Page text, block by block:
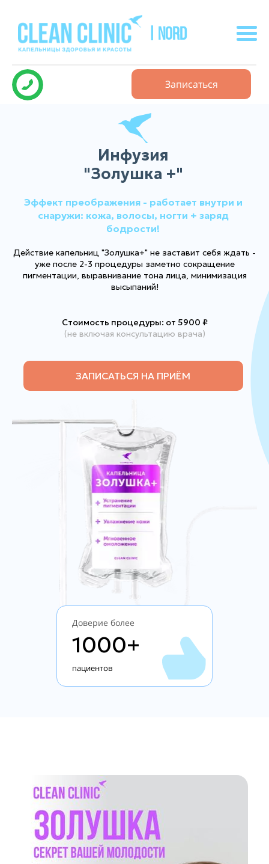
| NORD
Записаться
Инфузия
"Золушка +"
Эффект преображения - работает внутри и
снаружи: кожа, волосы, ногти + заряд
бодрости!
Действие капельниц "Золушка+" не заставит себя ждать -
уже после 2-3 процедуры заметно сокращение
пигментации, выравнивание тона лица, минимизация
высыпаний!
Стоимость процедуры: от 5900 ₽
(не включая консультацию врача)
ЗАПИСАТЬСЯ НА ПРИЁМ
Доверие более
1000+
пациентов